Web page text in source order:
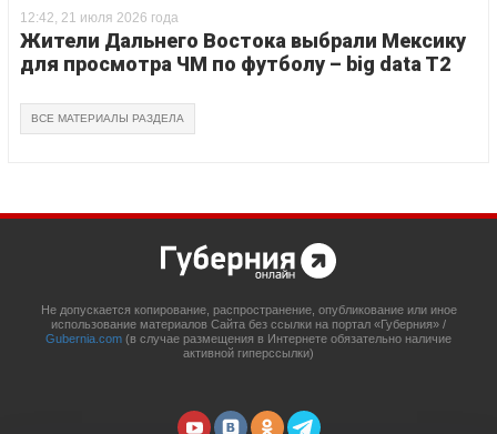
12:42, 21 июля 2026 года
Жители Дальнего Востока выбрали Мексику
для просмотра ЧМ по футболу – big data T2
ВСЕ МАТЕРИАЛЫ РАЗДЕЛА
Не допускается копирование, распространение, опубликование или иное
использование материалов Сайта без ссылки на портал «Губерния» /
Gubernia.com (в случае размещения в Интернете обязательно наличие
активной гиперссылки)